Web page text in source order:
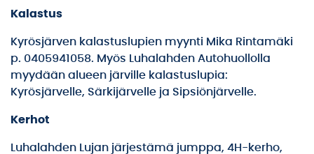
Kalastus
Kyrösjärven kalastuslupien myynti Mika Rintamäki
p. 0405941058. Myös Luhalahden Autohuollolla
myydään alueen järville kalastuslupia:
Kyrösjärvelle, Särkijärvelle ja Sipsiönjärvelle.
Kerhot
Luhalahden Lujan järjestämä jumppa, 4H-kerho,